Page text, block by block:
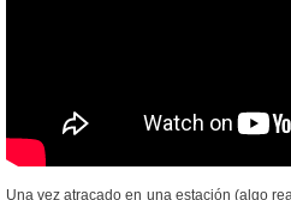
Una vez atracado en una estación (algo